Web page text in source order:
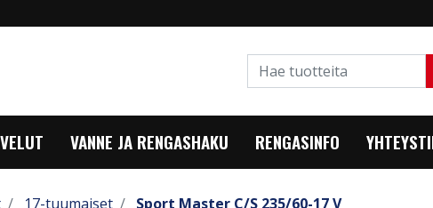
VANNE JA RENGASHAKU RENGASINFO
17-tuumaiset Sport Master C/S 235/60-17 V